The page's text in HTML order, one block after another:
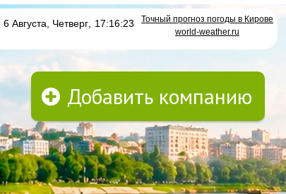
6 Августа, Четверг 17:16:23
Точный прогноз погоды в Кирове
world-weather.ru
Добавить компанию